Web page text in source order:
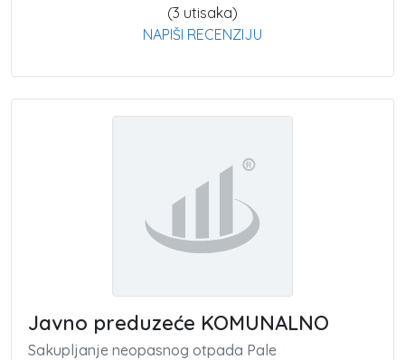
(3 utisaka)
NAPIŠI RECENZIJU
Javno preduzeće KOMUNALNO
Sakupljanje neopasnog otpada Pale